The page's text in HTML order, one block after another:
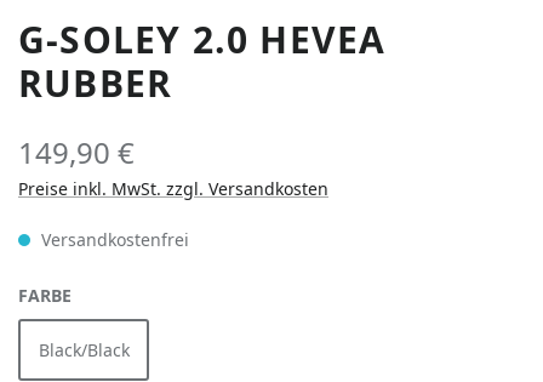
G-SOLEY 2.0 HEVEA
RUBBER
149,90 €
Preise inkl. MwSt. zzgl. Versandkosten
Versandkostenfrei
FARBE
Black/Black